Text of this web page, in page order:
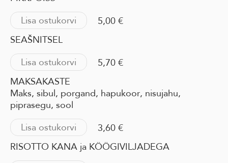
Lisa ostukorvi
5,00 €
SEAŠNITSEL
Lisa ostukorvi
5,70 €
MAKSAKASTE
Maks, sibul, porgand, hapukoor, nisujahu,
piprasegu, sool
Lisa ostukorvi
3,60 €
RISOTTO KANA ja KÖÖGIVILJADEGA